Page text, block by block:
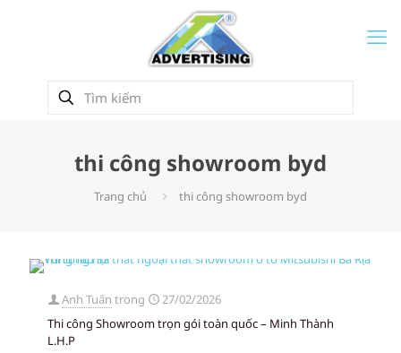
thi công showroom byd
Trang chủ thi công showroom byd
Anh Tuấn trong
27/02/2026
Thi công Showroom trọn gói toàn quốc – Minh Thành
L.H.P